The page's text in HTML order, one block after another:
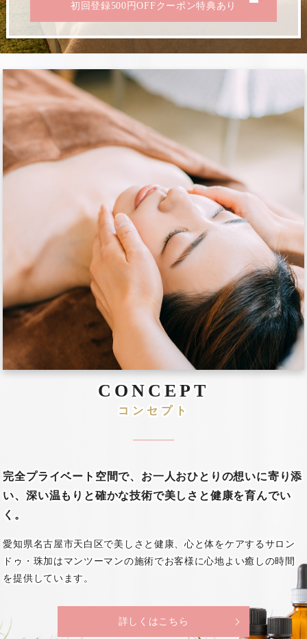
初回登録500円OFFクーポン特典あり
CONCEPT
コンセプト
完全プライベート空間で、お一人おひとりの想いに寄り添
い、深い温もりと確かな技術で美しさと健康を育んでい
く。
愛知県名古屋市天白区で美しさと健康、心と体をケアする サロン
ドゥ・珠加はマンツーマンの施術でお客様に心地よい癒しの時間
を提供しています。
詳しくはこちら